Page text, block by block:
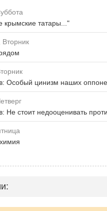
крымские татары..."
Вторник
Особый цинизм наших
Не стоит недооценивать